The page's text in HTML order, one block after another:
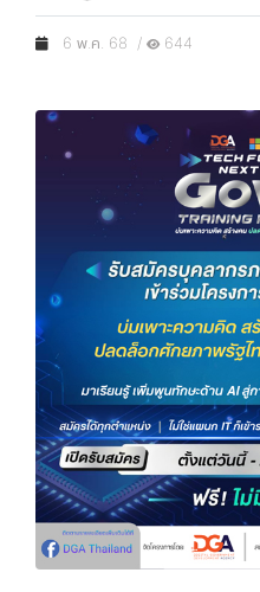
6 พ.ค. 68 / 644